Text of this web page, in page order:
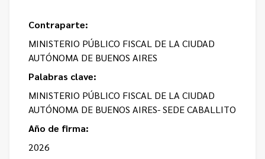
Contraparte:
MINISTERIO PÚBLICO FISCAL DE LA CIUDAD
AUTÓNOMA DE BUENOS AIRES
Palabras clave:
MINISTERIO PÚBLICO FISCAL DE LA CIUDAD
AUTÓNOMA DE BUENOS AIRES- SEDE CABALLITO
Año de firma:
2026